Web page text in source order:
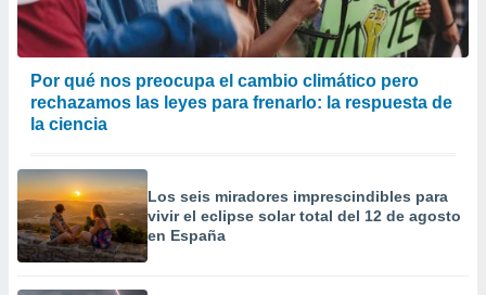
Por qué nos preocupa el cambio climático pero
rechazamos las leyes para frenarlo: la respuesta de
la ciencia
Los seis miradores imprescindibles para
vivir el eclipse solar total del 12 de agosto
en España